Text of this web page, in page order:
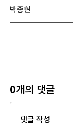
박종현
0개의 댓글
댓글 작성